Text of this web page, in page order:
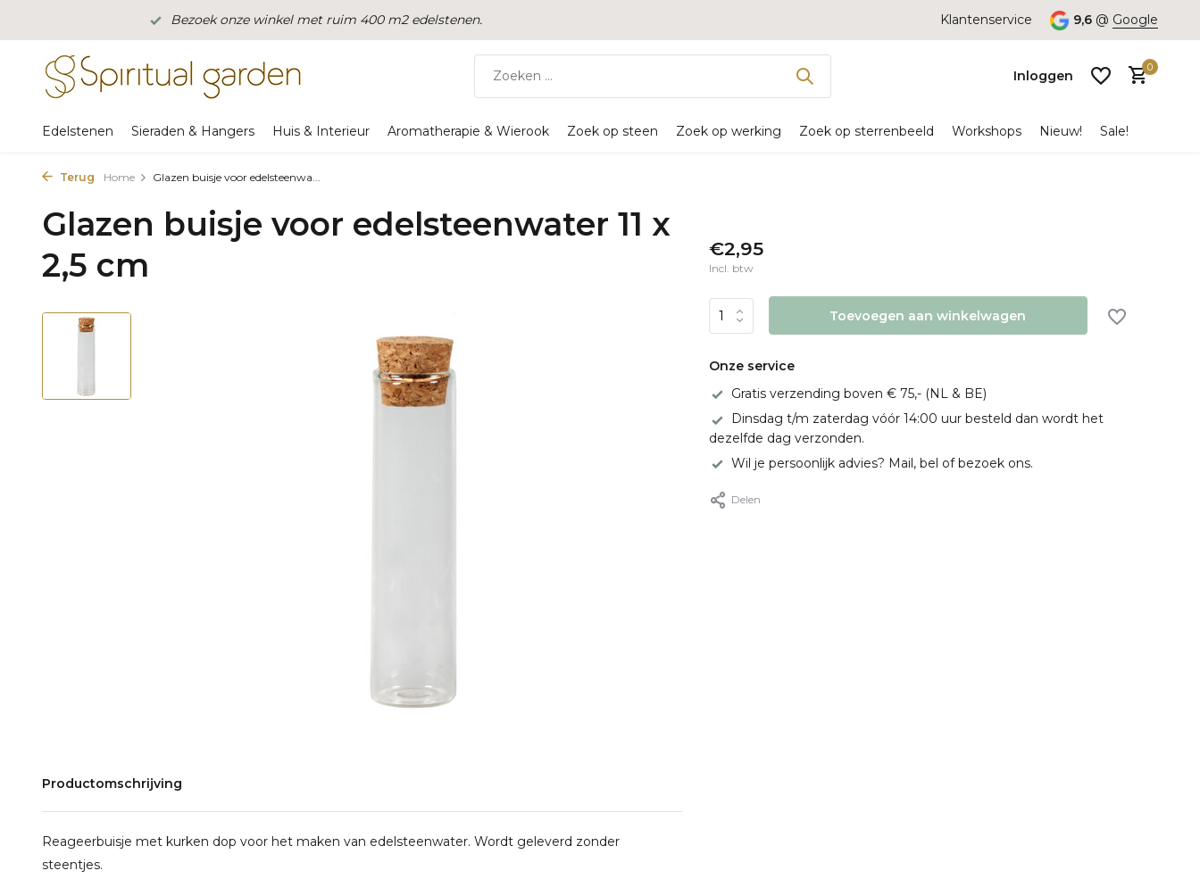
Bezoek onze winkel met ruim 400 m2 edelstenen. Klantenservice 9,6 @ Google
Inloggen
0
Edelstenen Sieraden & Hangers Huis & Interieur Aromatherapie & Wierook Zoek op steen Zoek op werking Zoek op sterrenbeeld Workshops Nieuw! Sale!
Terug Home Glazen buisje voor edelsteenwa...
Glazen buisje voor edelsteenwater 11 x
2,5 cm
Productomschrijving
Reageerbuisje met kurken dop voor het maken van edelsteenwater. Wordt geleverd zonder
steentjes.
€2,95
Incl. btw
Toevoegen aan winkelwagen
Onze service
Gratis verzending boven € 75,- (NL & BE)
Dinsdag t/m zaterdag vóór 14:00 uur besteld dan wordt het
dezelfde dag verzonden.
Wil je persoonlijk advies? Mail, bel of bezoek ons.
Delen